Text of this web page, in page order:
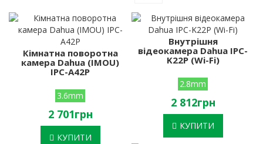
Кімнатна поворотна
камера Dahua (IMOU)
IPC-A42P
3.6mm
2 701грн
КУПИТИ
Внутрішня
відеокамера Dahua IPC-
K22P (Wi-Fi)
2.8mm
2 812грн
КУПИТИ